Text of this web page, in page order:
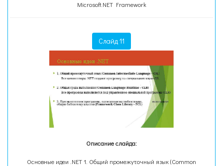
Microsoft.NET Framework
Слайд 11
Описание слайда:
Основные идеи .NET 1. Общий промежуточный язык (Common